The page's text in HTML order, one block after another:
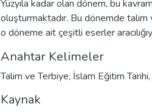
Yüzyıla kadar olan dönem, bu
oluşturmaktadır. Bu dönemde
o döneme ait çeşitli eserler
Anahtar Kelimeler
Talim ve Terbiye, İslam Eğitim Tarihi,
Kaynak